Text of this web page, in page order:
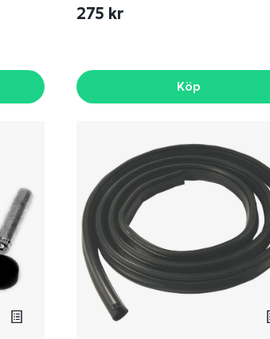
275 kr
Köp